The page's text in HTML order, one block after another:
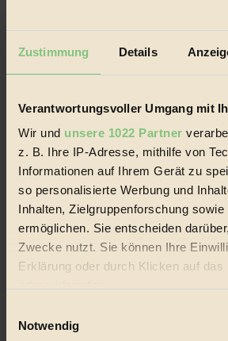
Zustimmung Details
Verantwortungsvoller Umgang mit
Wir und unsere 1022 Partner
z. B. Ihre IP-Adresse, mithilfe von
Informationen auf Ihrem Gerät zu
so personalisierte Werbung und
Inhalten, Zielgruppenforschung
ermöglichen. Sie entscheiden
Zwecke nutzt. Sie können Ihre
Erklärung oder durch Klicken auf
Wenn Sie es erlauben, würden wir
Notwendig
22.601 Fans auf Facebook
3.415 Follower auf Twitter
Folge uns auf Instagram
Themen
Vegan